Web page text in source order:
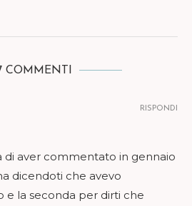
COMMENTI
di aver commentato in gennaio
dicendoti che avevo
e la seconda per dirti che
RISPONDI